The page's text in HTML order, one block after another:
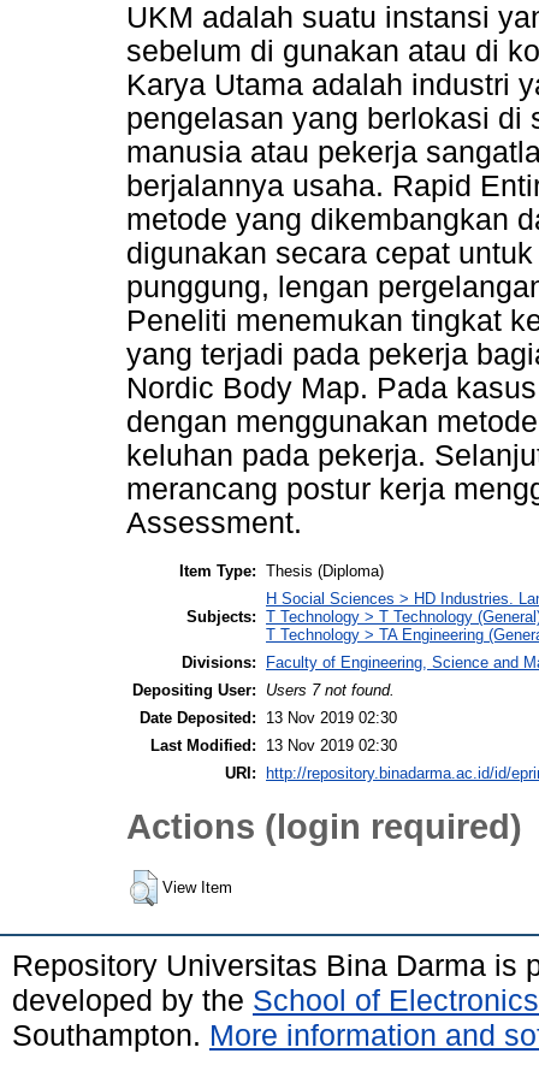
UKM adalah suatu instansi
sebelum di gunakan atau di
Karya Utama adalah industri
pengelasan yang berlokasi di
manusia atau pekerja
berjalannya usaha. Rapid
metode yang dikembangkan
digunakan secara cepat
punggung, lengan
Peneliti menemukan tingkat
yang terjadi pada pekerja
Nordic Body Map. Pada
dengan menggunakan
keluhan pada pekerja.
merancang postur kerja
Assessment.
Item Type: Thesis (Diploma)
Subjects:
H Social Sciences > HD Industries.
T Technology > T Technology
T Technology > TA Engineering
Divisions:
Faculty of Engineering, Science and
Depositing User:
Users 7 not found.
Date Deposited:
13 Nov 2019 02:30
Last Modified:
13 Nov 2019 02:30
URI:
http://repository.binadarma.ac.id/id/
Actions (login required)
View Item
Repository Universitas Bina Darma is
developed by the School of
Southampton. More information and